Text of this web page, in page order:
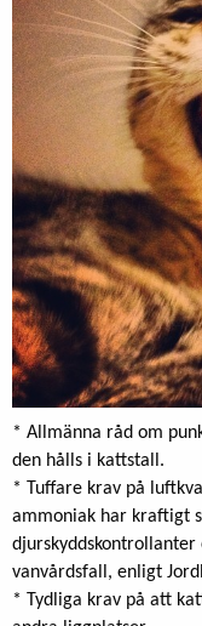
* Allmänna råd om
den hålls i kattstall.
* Tuffare krav på
ammoniak har kraftigt
vanvårdsfall, enligt
* Tydliga krav på att